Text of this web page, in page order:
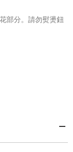
部分。請勿熨燙鈕